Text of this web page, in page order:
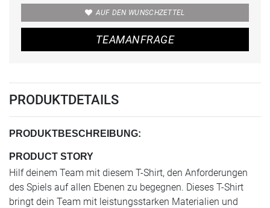
AUF DEN WUNSCHZETTEL
TEAMANFRAGE
PRODUKTDETAILS
PRODUKTBESCHREIBUNG:
PRODUCT STORY
Hilf deinem Team mit diesem T-Shirt, den Anforderungen
des Spiels auf allen Ebenen zu begegnen. Dieses T-Shirt
bringt dein Team mit leistungsstarken Materialien und